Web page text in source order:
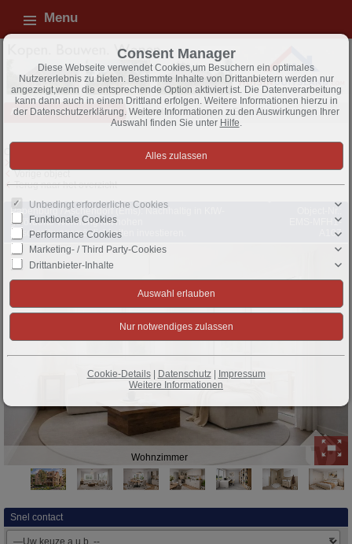
Menu
Alle objecten - overzicht Appartem., te koop Exposé
Vorige object
Terug naar het overzicht
Papenburg / Aschendorf (Ems): Nachhaltig in KfW-
geförderte Wohnung mit hohen
Abschreibungsmöglichkeiten investieren.
Object-Nr.:
EMS-MFH1-
A107
Wohnzimmer
Snel contact
Consent Manager
Diese Webseite verwendet Cookies,um Besuchern ein optimales
Nutzererlebnis zu bieten. Bestimmte Inhalte von Drittanbietern werden nur
angezeigt,wenn die entsprechende Option aktiviert ist. Die Datenverarbeitung
kann dann auch in einem Drittland erfolgen. Weitere Informationen hierzu in
der Datenschutzerklärung. Weitere Informationen zu den Auswirkungen Ihrer
Auswahl finden Sie unter Hilfe.
Unbedingt erforderliche Cookies
Funktionale Cookies
Performance Cookies
Marketing- / Third Party-Cookies
Drittanbieter-Inhalte
Cookie-Details| Datenschutz| Impressum
Weitere Informationen